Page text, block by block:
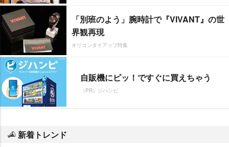
「別班のよう」腕時計で『VIVANT』の世
界観再現
オリコンタイアップ特集
自販機にピッ！ですぐに買えちゃう
（PR）ジハンピ
新着トレンド